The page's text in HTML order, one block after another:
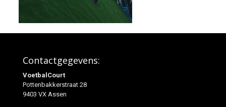
Contactgegevens:
VoetbalCourt
Pottenbakkerstraat 28
9403 VX Assen